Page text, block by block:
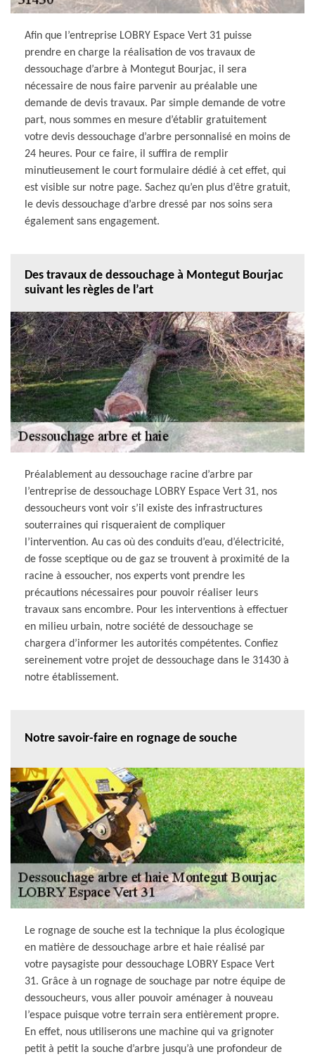
Afin que l’entreprise LOBRY Espace Vert 31 puisse
prendre en charge la réalisation de vos travaux de
dessouchage d’arbre à Montegut Bourjac, il sera
nécessaire de nous faire parvenir au préalable une
demande de devis travaux. Par simple demande de votre
part, nous sommes en mesure d’établir gratuitement
votre devis dessouchage d’arbre personnalisé en moins de
24 heures. Pour ce faire, il suffira de remplir
minutieusement le court formulaire dédié à cet effet, qui
est visible sur notre page. Sachez qu’en plus d’être gratuit,
le devis dessouchage d’arbre dressé par nos soins sera
également sans engagement.
Des travaux de dessouchage à Montegut Bourjac
suivant les règles de l’art
Préalablement au dessouchage racine d’arbre par
l’entreprise de dessouchage LOBRY Espace Vert 31, nos
dessoucheurs vont voir s’il existe des infrastructures
souterraines qui risqueraient de compliquer
l’intervention. Au cas où des conduits d’eau, d’électricité,
de fosse sceptique ou de gaz se trouvent à proximité de la
racine à essoucher, nos experts vont prendre les
précautions nécessaires pour pouvoir réaliser leurs
travaux sans encombre. Pour les interventions à effectuer
en milieu urbain, notre société de dessouchage se
chargera d’informer les autorités compétentes. Confiez
sereinement votre projet de dessouchage dans le 31430 à
notre établissement.
Notre savoir-faire en rognage de souche
Le rognage de souche est la technique la plus écologique
en matière de dessouchage arbre et haie réalisé par
votre paysagiste pour dessouchage LOBRY Espace Vert
31. Grâce à un rognage de souchage par notre équipe de
dessoucheurs, vous aller pouvoir aménager à nouveau
l’espace puisque votre terrain sera entièrement propre.
En effet, nous utiliserons une machine qui va grignoter
petit à petit la souche d’arbre jusqu’à une profondeur de